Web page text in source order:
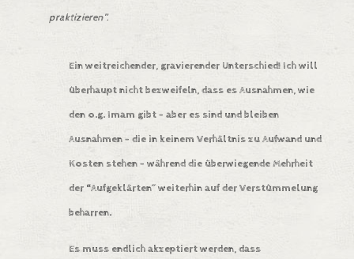
praktizieren”.
Ein weitreichender, gravierender Unterschied! Ich will
überhaupt nicht bezweifeln, dass es Ausnahmen, wie
den o.g. Imam gibt – aber es sind und bleiben
Ausnahmen – die in keinem Verhältnis zu Aufwand und
Kosten stehen – während die überwiegende Mehrheit
der “Aufgeklärten” weiterhin auf der Verstümmelung
beharren.
Es muss endlich akzeptiert werden, dass